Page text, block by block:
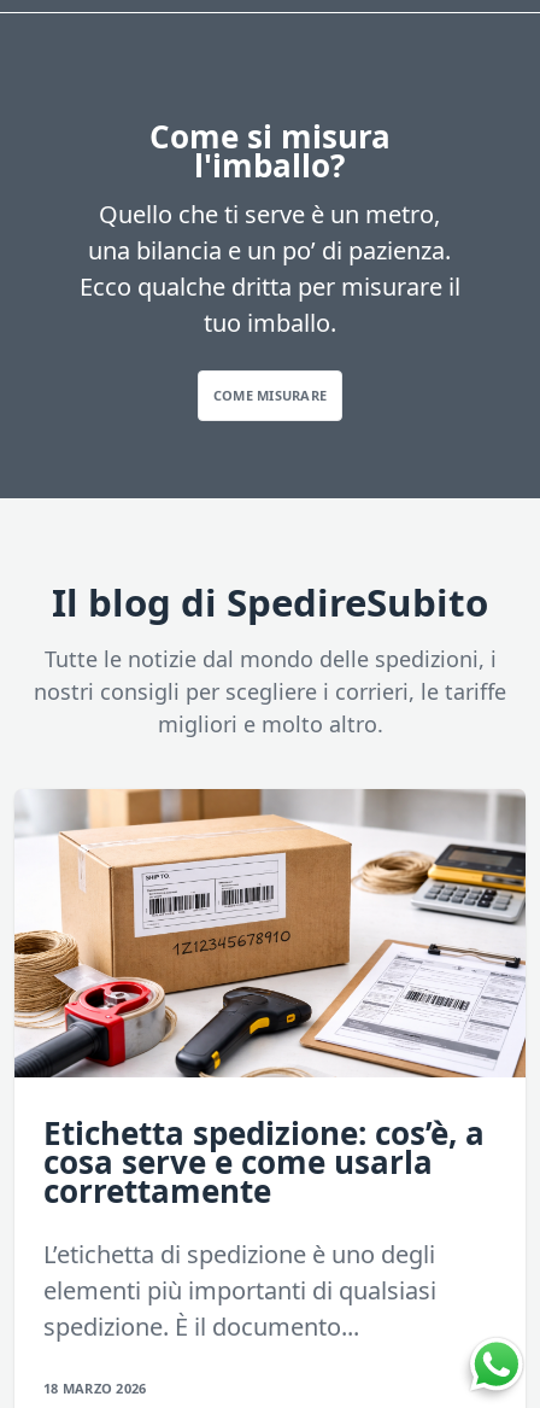
Come si misura
l'imballo?
Quello che ti serve è un metro,
una bilancia e un po’ di pazienza.
Ecco qualche dritta per misurare il
tuo imballo.
COME MISURARE
Il blog di SpedireSubito
Tutte le notizie dal mondo delle spedizioni, i
nostri consigli per scegliere i corrieri, le tariffe
migliori e molto altro.
Etichetta spedizione: cos’è, a
cosa serve e come usarla
correttamente
L’etichetta di spedizione è uno degli
elementi più importanti di qualsiasi
spedizione. È il documento...
18 MARZO 2026